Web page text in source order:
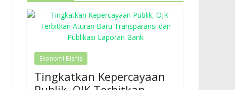
Ekonomi Bisnis
Tingkatkan Kepercayaan